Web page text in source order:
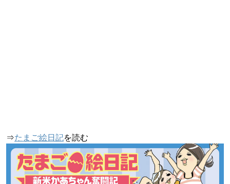
⇒たまご絵日記を読む